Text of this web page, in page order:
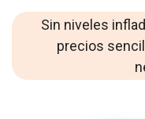
Sin niveles
precios